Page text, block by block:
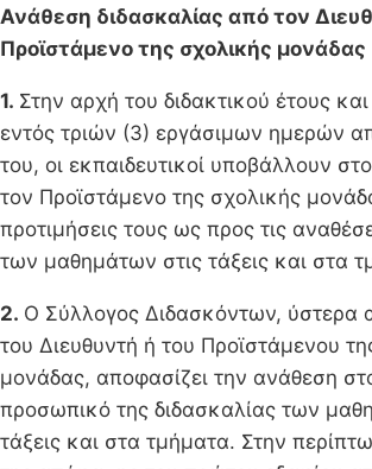
Ανάθεση διδασκαλίας από τον
Προϊστάμενο της σχολικής μονάδας
1. Στην αρχή του διδακτικού έτους
εντός τριών (3) εργάσιμων ημερών
του, οι εκπαιδευτικοί υποβάλλουν
τον Προϊστάμενο της σχολικής
προτιμήσεις τους ως προς τις
των μαθημάτων στις τάξεις και στα
2. Ο Σύλλογος Διδασκόντων, ύστερα
του Διευθυντή ή του Προϊστάμενου
μονάδας, αποφασίζει την ανάθεση
προσωπικό της διδασκαλίας των
τάξεις και στα τμήματα. Στην